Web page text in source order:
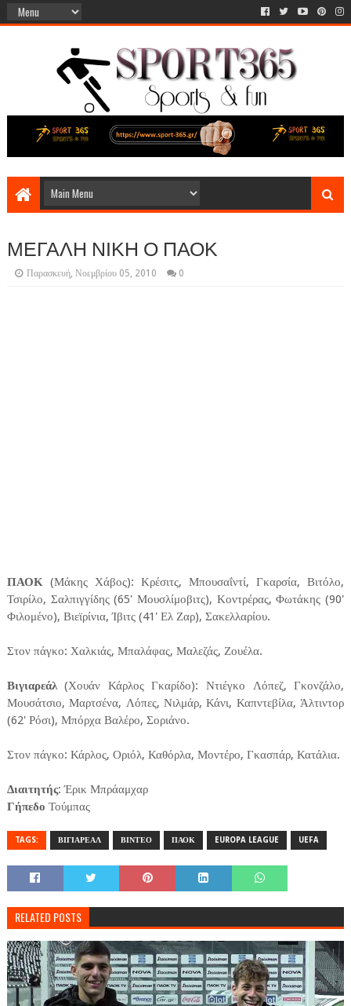
ΜΕΓΑΛΗ ΝΙΚΗ Ο ΠΑΟΚ
Παρασκευή, Νοεμβρίου 05, 2010 0
ΠΑΟΚ(Μάκης Χάβος): Κρέσιτς, Μπουσαΐντί, Γκαρσία, Βιτόλο,
Τσιρίλο, Σαλπιγγίδης (65' Μουσλίμοβιτς), Κοντρέρας, Φωτάκης (90'
Φιλομένο), Βιεϊρίνια, Ίβιτς (41' Ελ Ζαρ), Σακελλαρίου.
Στον πάγκο: Χαλκιάς, Μπαλάφας, Μαλεζάς, Ζουέλα.
Βιγιαρεάλ(Χουάν Κάρλος Γκαρίδο): Ντιέγκο Λόπεζ, Γκονζάλο,
Μουσάτσιο, Μαρτσένα, Λόπες, Νιλμάρ, Κάνι, Καπντεβίλα, Άλτιντορ
(62' Ρόσι), Μπόρχα Βαλέρο, Σοριάνο.
Στον πάγκο: Κάρλος, Οριόλ, Καθόρλα, Μοντέρο, Γκασπάρ, Κατάλια.
Διαιτητής: Έρικ Μπράαμχαρ
Γήπεδο Τούμπας
TAGS: ΒΙΓΙΑΡΕΑΛ ΒΙΝΤΕΟ ΠΑΟΚ EUROPA LEAGUE UEFA
RELATED POSTS